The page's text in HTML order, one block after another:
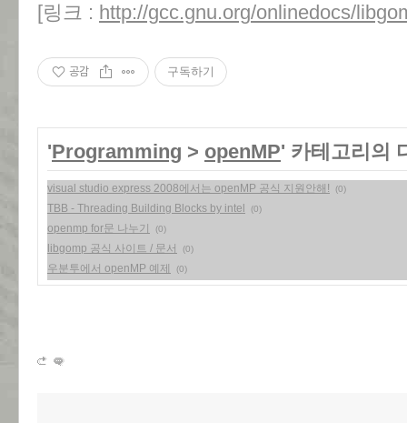
[링크 : http://gcc.gnu.org/onlinedocs/
공감 구독하기
'Programming > openMP' 카테고리의
visual studio express 2008에서는 openMP 공식 지원안해! (0)
TBB - Threading Building Blocks by intel (0)
openmp for문 나누기 (0)
libgomp 공식 사이트 / 문서 (0)
우분투에서 openMP 예제 (0)